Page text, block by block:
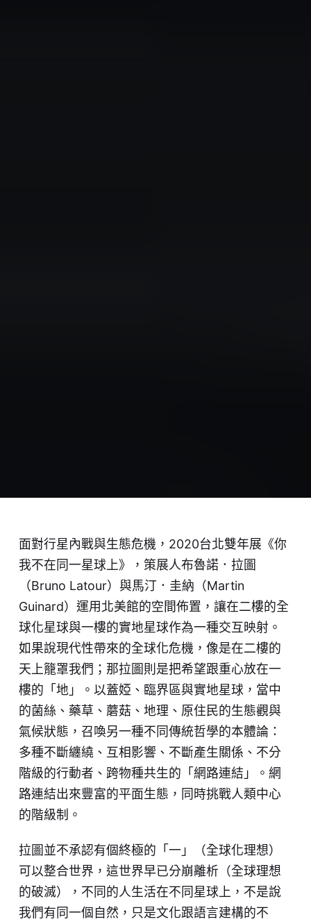
面對行星內戰與生態危機，2020台北雙年展《你
我不在同一星球上》，策展人布魯諾．拉圖
（Bruno Latour）與馬汀．圭納（Martin
Guinard）運用北美館的空間佈置，讓在二樓的全
球化星球與一樓的實地星球作為一種交互映射。
如果說現代性帶來的全球化危機，像是在二樓的
天上籠罩我們；那拉圖則是把希望跟重心放在一
樓的「地」。以蓋婭、臨界區與實地星球，當中
的菌絲、藥草、蘑菇、地理、原住民的生態觀與
氣候狀態，召喚另一種不同傳統哲學的本體論：
多種不斷纏繞、互相影響、不斷產生關係、不分
階級的行動者、跨物種共生的「網路連結」。網
路連結出來豐富的平面生態，同時挑戰人類中心
的階級制。
拉圖並不承認有個終極的「一」（全球化理想）
可以整合世界，這世界早已分崩離析（全球理想
的破滅），不同的人生活在不同星球上，不是說
我們有同一個自然，只是文化跟語言建構的不